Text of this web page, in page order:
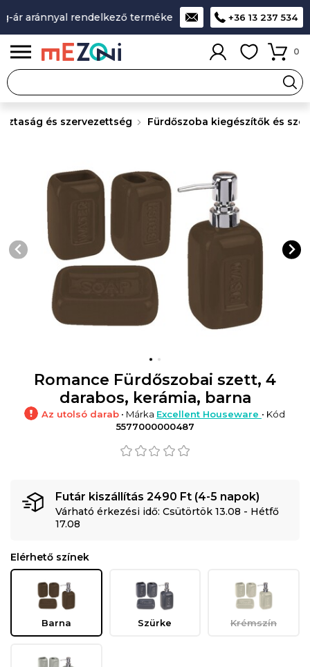
aránnyal rendelkező termékek A legjobb design-
+36 13 237 534
0
és szervezettség Fürdőszoba kiegészítők és
Romance Fürdőszobai szett, 4
darabos, kerámia, barna
Az utolsó darab • Márka Excellent Houseware • Kód
5577000000487
Futár kiszállítás 2490 Ft (4-5 napok)
Várható érkezési idő: Csütörtök 13.08 - Hétfő
17.08
Elérhető színek
Barna Szürke Krémszín